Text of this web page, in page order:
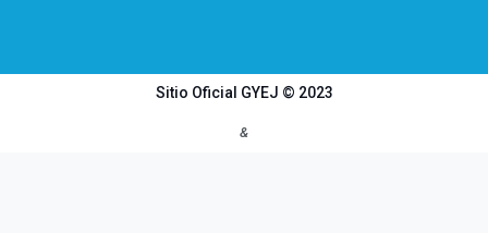
Sitio Oficial GYEJ © 2023
&